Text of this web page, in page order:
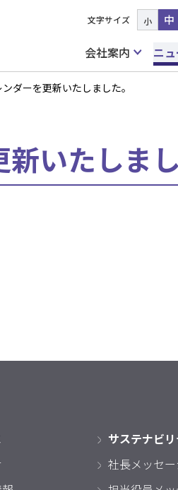
文字サイズ 小 中
会社案内
ニ
ダーを更新いたしました。
いたしまし
サステナビリ
社長メッセ